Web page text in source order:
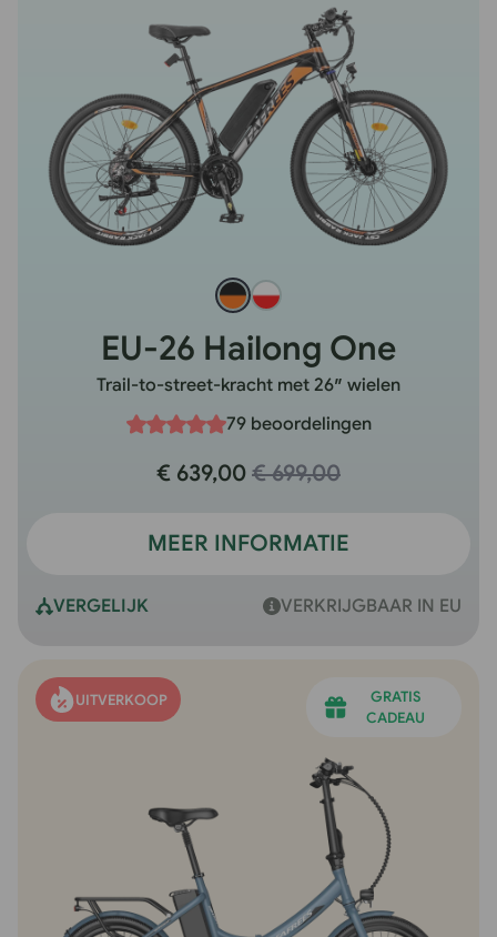
EU-26 Hailong One
Trail-to-street-kracht met 26″ wielen
79 beoordelingen
€ 639,00 € 699,00
MEER INFORMATIE
VERGELIJK VERKRIJGBAAR IN EU
UITVERKOOP
GRATIS
CADEAU